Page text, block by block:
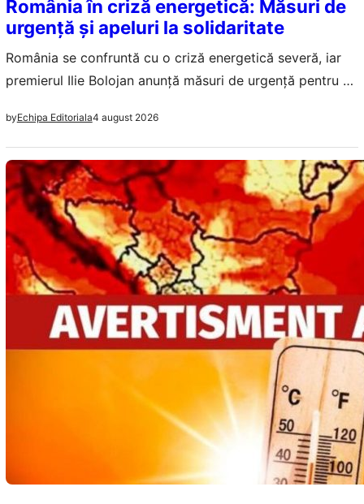
România în criză energetică: Măsuri de
urgență și apeluri la solidaritate
România se confruntă cu o criză energetică severă, iar
premierul Ilie Bolojan anunță măsuri de urgență pentru a
byEchipa Editoriala4 august 2026